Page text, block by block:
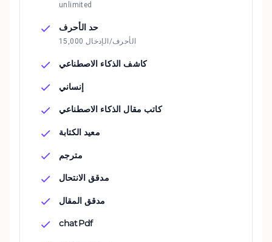
unlimited
حد الأحرف
15,000 الأحرف/الإدخال
كاشف الذكاء الاصطناعي
إنساني
كاتب مقال الذكاء الاصطناعي
معيد الكتابة
مترجم
مدقق الانتحال
مدقق المقال
chatPdf